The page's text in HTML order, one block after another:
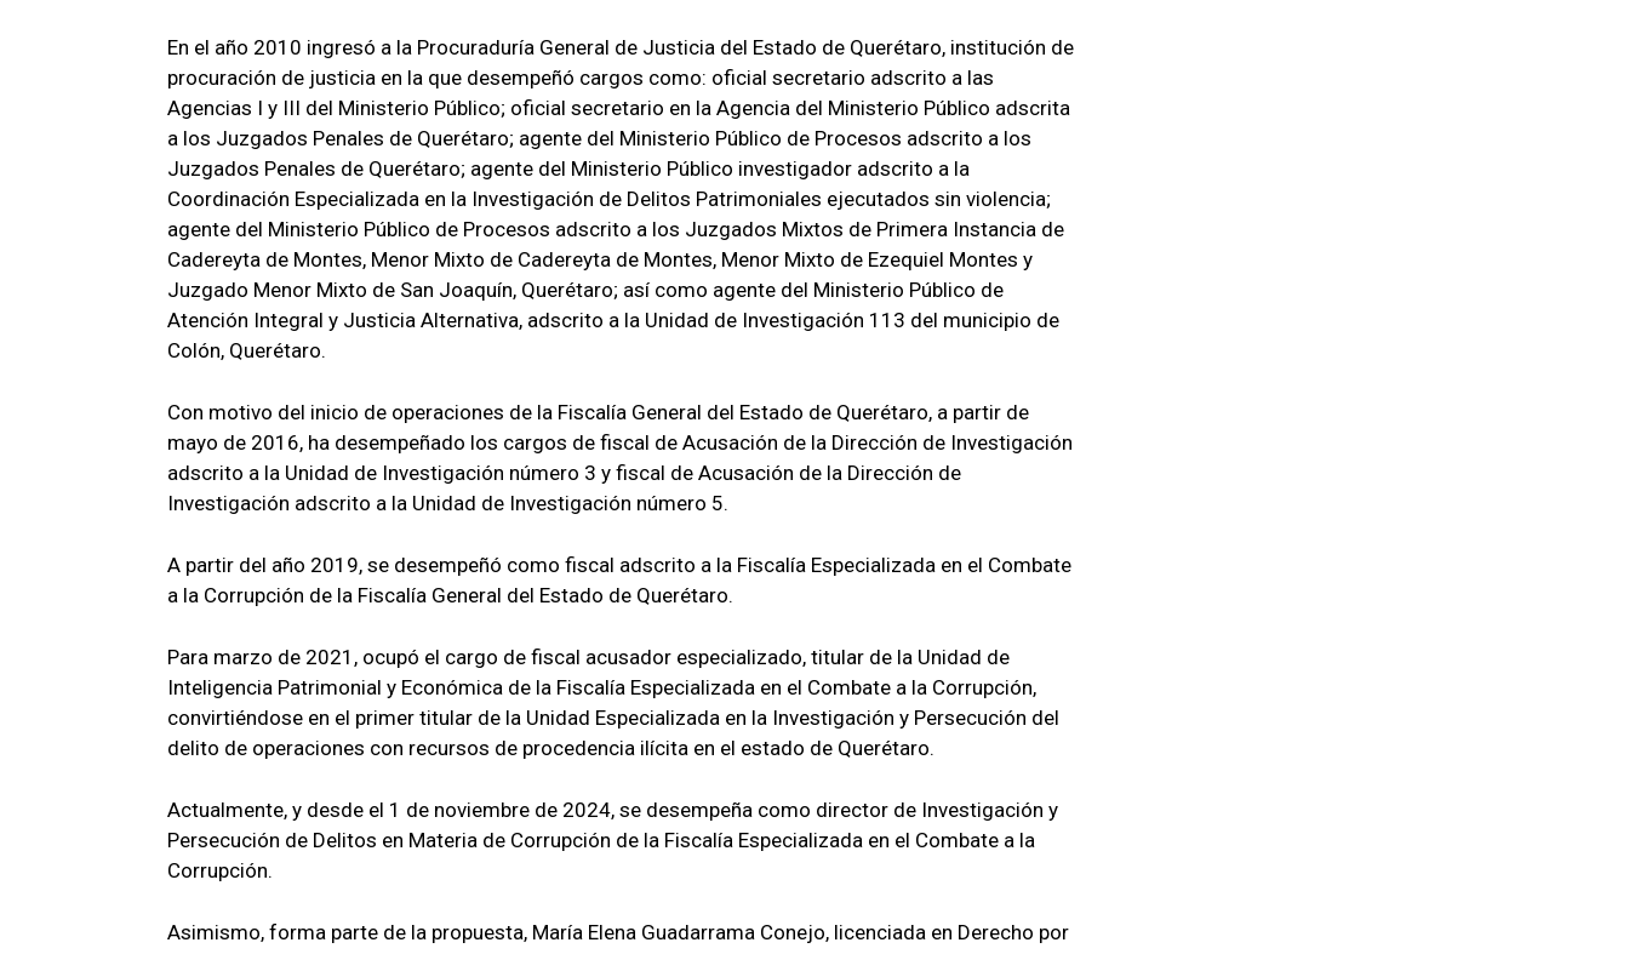
En el año 2010 ingresó a la Procuraduría General de Justicia del Estado de Querétaro, institución de
procuración de justicia en la que desempeñó cargos como: oficial secretario adscrito a las
Agencias I y III del Ministerio Público; oficial secretario en la Agencia del Ministerio Público adscrita
a los Juzgados Penales de Querétaro; agente del Ministerio Público de Procesos adscrito a los
Juzgados Penales de Querétaro; agente del Ministerio Público investigador adscrito a la
Coordinación Especializada en la Investigación de Delitos Patrimoniales ejecutados sin violencia;
agente del Ministerio Público de Procesos adscrito a los Juzgados Mixtos de Primera Instancia de
Cadereyta de Montes, Menor Mixto de Cadereyta de Montes, Menor Mixto de Ezequiel Montes y
Juzgado Menor Mixto de San Joaquín, Querétaro; así como agente del Ministerio Público de
Atención Integral y Justicia Alternativa, adscrito a la Unidad de Investigación 113 del municipio de
Colón, Querétaro.
Con motivo del inicio de operaciones de la Fiscalía General del Estado de Querétaro, a partir de
mayo de 2016, ha desempeñado los cargos de fiscal de Acusación de la Dirección de Investigación
adscrito a la Unidad de Investigación número 3 y fiscal de Acusación de la Dirección de
Investigación adscrito a la Unidad de Investigación número 5.
A partir del año 2019, se desempeñó como fiscal adscrito a la Fiscalía Especializada en el Combate
a la Corrupción de la Fiscalía General del Estado de Querétaro.
Para marzo de 2021, ocupó el cargo de fiscal acusador especializado, titular de la Unidad de
Inteligencia Patrimonial y Económica de la Fiscalía Especializada en el Combate a la Corrupción,
convirtiéndose en el primer titular de la Unidad Especializada en la Investigación y Persecución del
delito de operaciones con recursos de procedencia ilícita en el estado de Querétaro.
Actualmente, y desde el 1 de noviembre de 2024, se desempeña como director de Investigación y
Persecución de Delitos en Materia de Corrupción de la Fiscalía Especializada en el Combate a la
Corrupción.
Asimismo, forma parte de la propuesta, María Elena Guadarrama Conejo, licenciada en Derecho por